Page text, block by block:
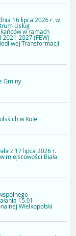
16 lipca 2026 r. w
Usług
w ramach
2027 (FEW)
Transformacji
Gminy
w Kole
z 17 lipca 2026 r.
miejscowości Biała
15.01
Wielkopolski